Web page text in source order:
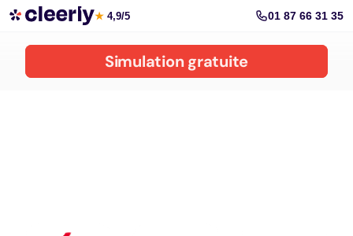
Les meilleures solutions pour défiscaliser
★ 4,9/5 01 87 66 31 35